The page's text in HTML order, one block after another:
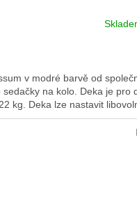
v modré barvě od
sedačky na kolo. Deka je pro
kg. Deka lze nastavit